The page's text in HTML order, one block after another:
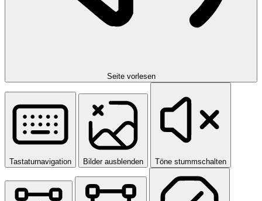
Seite vorlesen
Tastaturnavigation Bilder ausblenden Töne stummschalten